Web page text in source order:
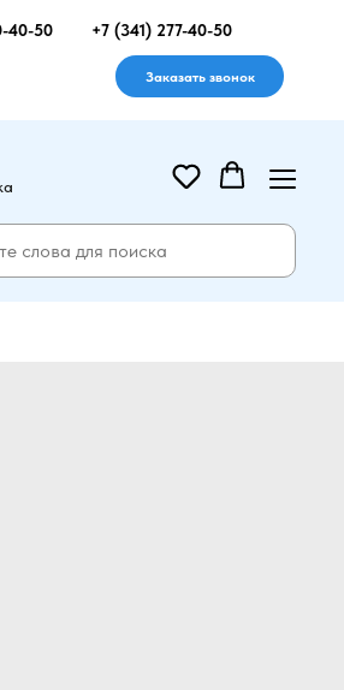
40-50 +7 (341) 277-40-50
Заказать звонок